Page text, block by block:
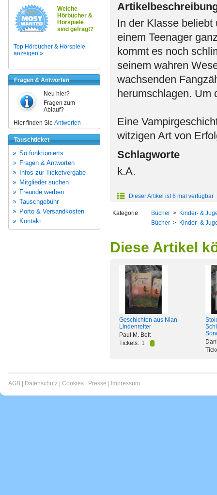
Welche
Hörbücher &
Hörspiele
sind gefragt?
Top Hörbücher & Hörspiele
anzeigen »
Fragen & Antworten
Neu hier?
Fragen zum
Ablauf?
Hier finden Sie Antworten
Tauschticket
So funktionierts
Fragen & Antworten
Infos zur Ticketvergabe
Mitglieder suchen
Freunde werben
Tauschgebühr
Porto & Versandkosten
Kontakt
In der Klasse
einem Teenager
kommt es noch
seinem wahren
wachsenden
herumschlagen.
Eine
witzigen Art von
Schlagworte
k.A.
Dieser Artikel ist 6 mal verfügbar
Kategorie Bücher > Kinder- &
Bücher > Kinder- &
Diese Artikel
Geschichten aus Nian -
Lindenreiter
Paul M. Belt
Tickets: 1
AGB Datenschutz Cookies Presse Impressum